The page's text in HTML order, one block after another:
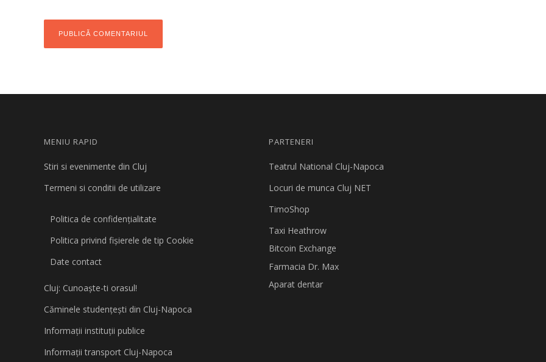
MENIU RAPID
Stiri si evenimente din Cluj
Termeni si conditii de utilizare
Politica de confidențialitate
Politica privind fişierele de tip Cookie
Date contact
Cluj: Cunoaşte-ti orasul!
Căminele studenţeşti din Cluj-Napoca
Informaţii instituţii publice
Informaţii transport Cluj-Napoca
PARTENERI
Teatrul National Cluj-Napoca
Locuri de munca Cluj NET
TimoShop
Taxi Heathrow
Bitcoin Exchange
Farmacia Dr. Max
Aparat dentar